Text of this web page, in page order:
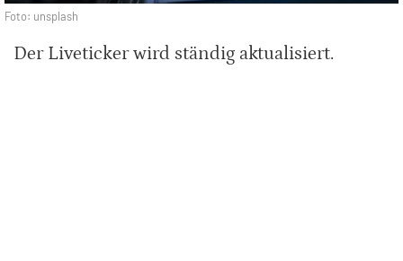
Foto: unsplash
Der Liveticker wird ständig aktualisiert.